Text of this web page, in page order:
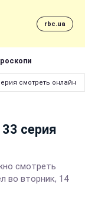
rbc.ua
смотреть онлайн
серия
смотреть
во вторник, 14